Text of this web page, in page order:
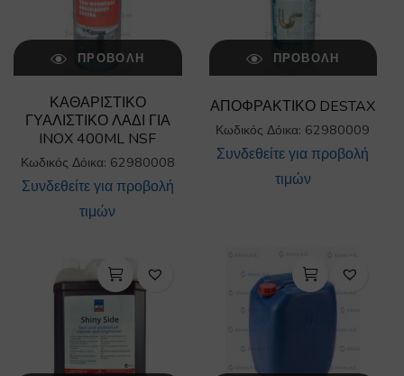
ΠΡΟΒΟΛΉ
ΚΑΘΑΡΙΣΤΙΚΟ
ΓΥΑΛΙΣΤΙΚΟ ΛΑΔΙ ΓΙΑ
INOX 400ML NSF
Κωδικός Δόικα: 62980008
Συνδεθείτε για προβολή
τιμών
ΠΡΟΒΟΛΉ
ΑΠΟΦΡΑΚΤΙΚΟ DESTAX
Κωδικός Δόικα: 62980009
Συνδεθείτε για προβολή
τιμών